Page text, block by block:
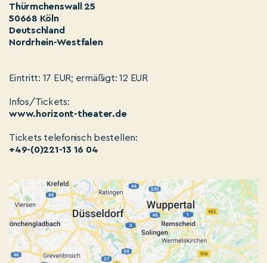
Thürmchenswall 25
50668 Köln
Deutschland
Nordrhein-Westfalen
Eintritt: 17 EUR; ermäßigt: 12 EUR
Infos/Tickets:
www.horizont-theater.de
Tickets telefonisch bestellen:
+49-(0)221-13 16 04